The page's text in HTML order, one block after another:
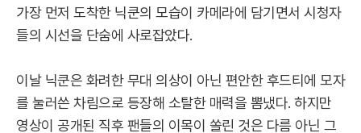
가장 먼저 도착한 닉쿤의 모습이 카메라에 담기면서 시청자
들의 시선을 단숨에 사로잡았다.
이날 닉쿤은 화려한 무대 의상이 아닌 편안한 후드티에 모자
를 눌러쓴 차림으로 등장해 소탈한 매력을 뽐냈다. 하지만
영상이 공개된 직후 팬들의 이목이 쏠린 것은 다름 아닌 그